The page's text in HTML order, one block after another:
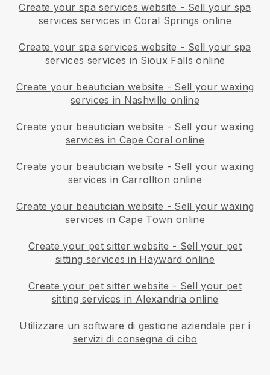
Create your spa services website - Sell your spa
services services in Coral Springs online
Create your spa services website - Sell your spa
services services in Sioux Falls online
Create your beautician website - Sell your waxing
services in Nashville online
Create your beautician website - Sell your waxing
services in Cape Coral online
Create your beautician website - Sell your waxing
services in Carrollton online
Create your beautician website - Sell your waxing
services in Cape Town online
Create your pet sitter website - Sell your pet
sitting services in Hayward online
Create your pet sitter website - Sell your pet
sitting services in Alexandria online
Utilizzare un software di gestione aziendale per i
servizi di consegna di cibo